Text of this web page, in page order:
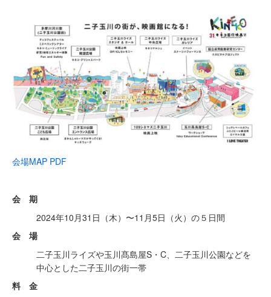
会場MAP PDF
会 期
2024年10月31日（木）〜11月5日（火）の５日間
会 場
⼆⼦⽟川ライズや⽟川髙島屋S・C、⼆⼦⽟川公園などを
中⼼とした⼆⼦⽟川の街⼀帯
料 金